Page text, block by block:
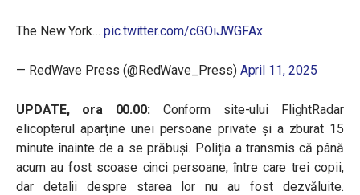
The New York… pic.twitter.com/cGOiJWGFAx
— RedWave Press (@RedWave_Press) April 11, 2025
UPDATE, ora 00.00: Conform site-ului FlightRadar
elicopterul aparține unei persoane private și a zburat 15
minute înainte de a se prăbuși. Poliția a transmis că până
acum au fost scoase cinci persoane, între care trei copii,
dar detalii despre starea lor nu au fost dezvăluite.